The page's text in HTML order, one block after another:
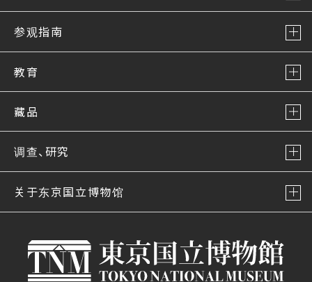
参观指南
教育
藏品
调查、研究
关于东京国立博物馆